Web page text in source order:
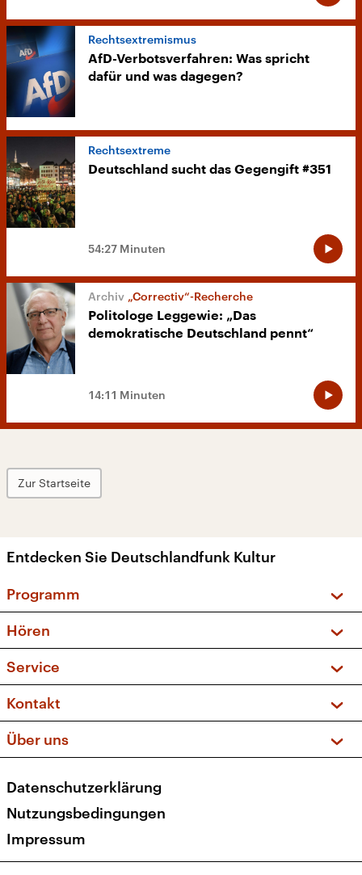
Rechtsextremismus
AfD-Verbotsverfahren: Was spricht
dafür und was dagegen?
Rechtsextreme
Deutschland sucht das Gegengift #351
54:27 Minuten
„Correctiv“-Recherche
Politologe Leggewie: „Das
demokratische Deutschland pennt“
14:11 Minuten
Zur Startseite
Entdecken Sie Deutschlandfunk Kultur
Programm
Sendungen und Podcasts
Musikliste
Kakadu – Das Kinderprogramm
Hören
Frequenzen (UKW + DAB+)
Service
FAQ
Apps
Newsletter
Kontakt
Social Media
Über uns
Presse
Karriere
Transparenz
Datenschutzerklärung
Nutzungsbedingungen
Impressum